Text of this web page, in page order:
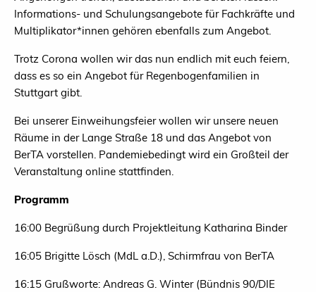
Informations- und Schulungsangebote für Fachkräfte und
Multiplikator*innen gehören ebenfalls zum Angebot.
Trotz Corona wollen wir das nun endlich mit euch feiern,
dass es so ein Angebot für Regenbogenfamilien in
Stuttgart gibt.
Bei unserer Einweihungsfeier wollen wir unsere neuen
Räume in der Lange Straße 18 und das Angebot von
BerTA vorstellen. Pandemiebedingt wird ein Großteil der
Veranstaltung online stattfinden.
Programm
16:00 Begrüßung durch Projektleitung Katharina Binder
16:05 Brigitte Lösch (MdL a.D.), Schirmfrau von BerTA
16:15 Grußworte: Andreas G. Winter (Bündnis 90/DIE